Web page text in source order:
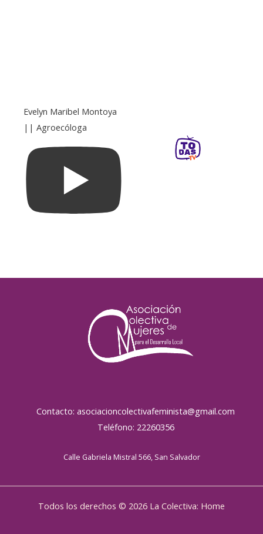
Evelyn Maribel Montoya
|| Agroecóloga
Contacto: asociacioncolectivafeminista@gmail.com
Teléfono: 22260356
Calle Gabriela Mistral 566, San Salvador
Todos los derechos © 2026 La Colectiva: Home